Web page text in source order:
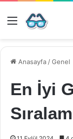
Menü
Anasayfa /Genel
En İyi